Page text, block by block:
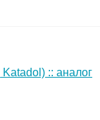
:: аналог